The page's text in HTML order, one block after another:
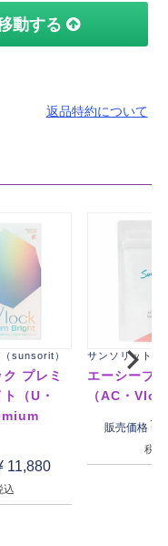
動する
返品特約について
sunsorit）
プレミ
（U・
11,880
込
サンソリット
エーシーブ
（AC・
販売価格 ¥
税込